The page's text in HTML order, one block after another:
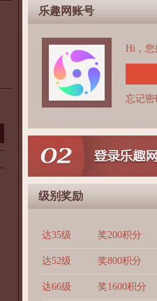
乐趣网账号
Hi，您
忘记密
级别奖励
达35级 奖200积分
达52级 奖800积分
达66级 奖1600积分